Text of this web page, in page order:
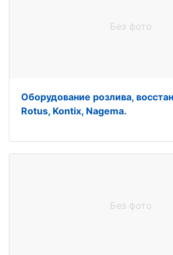
Без фото
Оборудование розлива,
Rotus, Kontix, Nagema.
Без фото